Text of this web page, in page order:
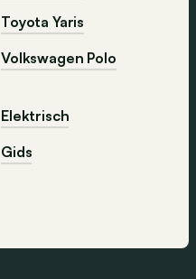
Toyota Yaris
Volkswagen Polo
Elektrisch
Gids